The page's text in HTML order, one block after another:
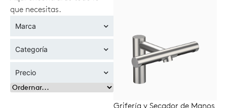
que necesitas.
Marca
Categoría
Precio
Grifería y Secador de Manos